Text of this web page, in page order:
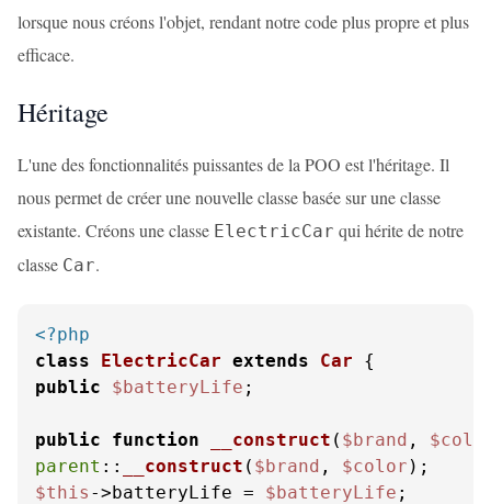
lorsque nous créons l'objet, rendant notre code plus propre et plus
efficace.
Héritage
L'une des fonctionnalités puissantes de la POO est l'héritage. Il
nous permet de créer une nouvelle classe basée sur une classe
existante. Créons une classe ElectricCar qui hérite de notre
classe Car.
<?php
class
ElectricCar extends Car
public
$batteryLife ;
public function __construct ( $brand ,
parent :: __construct ( $brand , $color
$this ->batteryLife = $batteryLife ;